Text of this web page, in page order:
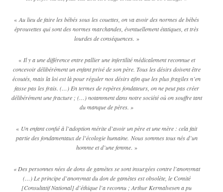
« Au lieu de faire les bébés sous les couettes, on va avoir des normes de bébés
éprouvettes qui sont des normes marchandes, éventuellement étatiques, et très
lourdes de conséquences. »
« Il y a une différence entre pallier une infertilité médicalement reconnue et
concevoir délibérément un enfant privé de son père. Tous les désirs doivent être
écoutés, mais la loi est là pour réguler nos désirs afin que les plus fragiles n’en
fasse pas les frais. (…) En termes de repères fondateurs, on ne peut pas créer
délibérément une fracture ; (…) notamment dans notre société où on souffre tant
du manque de pères. »
« Un enfant confié à l’adoption mérite d’avoir un père et une mère : cela fait
partie des fondamentaux de l’écologie humaine. Nous sommes tous nés d’un
homme et d’une femme. »
« Des personnes nées de dons de gamètes se sont insurgées contre l’anonymat
(…) Le principe d’anonymat du don de gamètes est obsolète, le Comité
[Consultatif National] d’éthique l’a reconnu ; Arthur Kermalvesen a pu